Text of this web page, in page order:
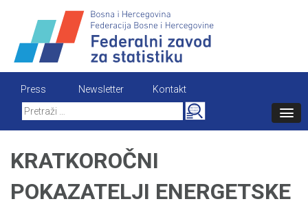
content
Press Newsletter
Kontakt
Search
for:
KRATKOROČNI
POKAZATELJI ENERGETSKE